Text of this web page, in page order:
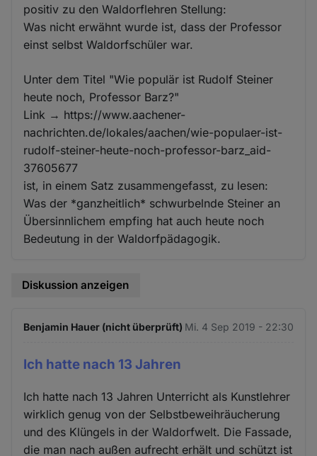
positiv zu den Waldorflehren Stellung:
Was nicht erwähnt wurde ist, dass der Professor
einst selbst Waldorfschüler war.
Unter dem Titel "Wie populär ist Rudolf Steiner
heute noch, Professor Barz?"
Link → https://www.aachener-
nachrichten.de/lokales/aachen/wie-populaer-ist-
rudolf-steiner-heute-noch-professor-barz_aid-
37605677
ist, in einem Satz zusammengefasst, zu lesen:
Was der *ganzheitlich* schwurbelnde Steiner an
Übersinnlichem empfing hat auch heute noch
Bedeutung in der Waldorfpädagogik.
Diskussion anzeigen
Benjamin Hauer (nicht überprüft) Mi. 4 Sep 2019 - 22:30
Ich hatte nach 13 Jahren
Ich hatte nach 13 Jahren Unterricht als Kunstlehrer
wirklich genug von der Selbstbeweihräucherung
und des Klüngels in der Waldorfwelt. Die Fassade,
die man nach außen aufrecht erhält und schützt ist